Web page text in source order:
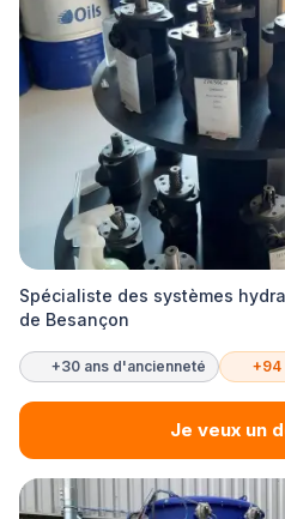
Spécialiste des systèmes
de Besançon
+30 ans d'ancienneté +94
Je veux un